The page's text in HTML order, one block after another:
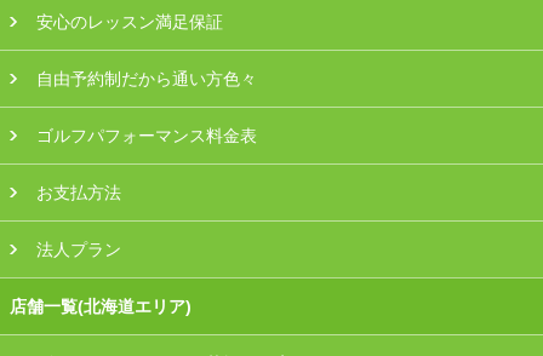
安心のレッスン満足保証
自由予約制だから通い方色々
ゴルフパフォーマンス料金表
お支払方法
法人プラン
店舗一覧(北海道エリア)